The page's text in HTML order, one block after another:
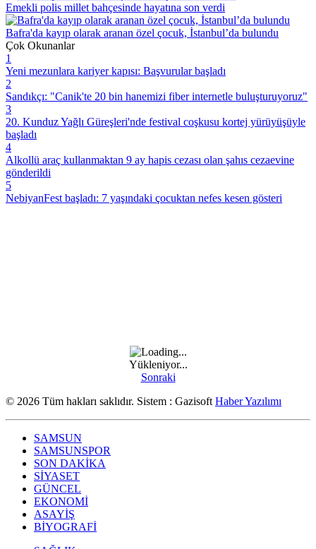
Emekli polis millet bahçesinde hayatına son verdi
Bafra'da kayıp olarak aranan özel çocuk, İstanbul’da bulundu
Çok Okunanlar
1
Yeni mezunlara kariyer kapısı: Başvurular başladı
2
Sandıkçı: "Canik'te 20 bin hanemizi fiber internetle buluşturuyoruz"
3
20. Kunduz Yağlı Güreşleri'nde festival coşkusu kortej yürüyüşüyle
başladı
4
Alkollü araç kullanmaktan 9 ay hapis cezası olan şahıs cezaevine
gönderildi
5
NebiyanFest başladı: 7 yaşındaki çocuktan nefes kesen gösteri
Yükleniyor...
Sonraki
© 2026 Tüm hakları saklıdır. Sistem : Gazisoft Haber Yazılımı
SAMSUN
SAMSUNSPOR
SON DAKİKA
SİYASET
GÜNCEL
EKONOMİ
ASAYİŞ
BİYOGRAFİ